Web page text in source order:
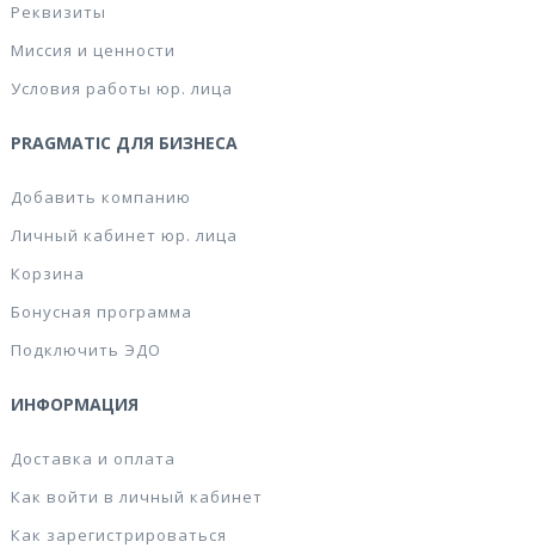
Реквизиты
Миссия и ценности
Условия работы юр. лица
PRAGMATIC ДЛЯ БИЗНЕСА
Добавить компанию
Личный кабинет юр. лица
Корзина
Бонусная программа
Подключить ЭДО
ИНФОРМАЦИЯ
Доставка и оплата
Как войти в личный кабинет
Как зарегистрироваться